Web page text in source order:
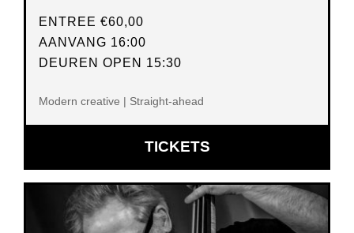
ENTREE €60,00
AANVANG 16:00
DEUREN OPEN 15:30
Modern creative | Straight-ahead
TICKETSOPENT
IN
NIEUW
VENSTER